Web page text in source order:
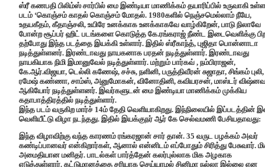
ஸ்ரீ கணபதி பிலிம்ஸ் சார்பில் மை இண்டியா மாணிக்கம் தயாரிப்பில் உருவாகி உள்ள
படம் ‘கொஞ்சம் காதல் கொஞ்சம் மோதல். 1980களில் நெஞ்சமெல்லாம் நீயே,
உதயகீதம், கீதாஞ்சலி, உயிரே உனக்காக உனக்காகவே வாழ்கிறேன், பாடு நிலாவே
போன்ற சூப்பர் ஹிட் படங்களை கொடுத்த கே.ரங்கராஜ் நீண்ட இடைவெளிக்கு
தற்போது இந்த படத்தை இயக்கி உள்ளார். இதில் ஸ்ரீகாந்த், புஜிதா பொன்னாடா
நடித்துள்ளனர். இரண்டாவது நாயகனாக பரதன் நடித்துள்ளார். இரண்டாவது
நாயகியாக நிமி இமானுவேல் நடித்துள்ளார். மற்றும் பார்கவ் , நம்பிராஜன்,
கே.ஆர்.விஜயா, டெல்லி கணேஷ், சச்சு, நளினி, பருத்திவீரன் சுஜாதா, சிங்கம் புலி,
ரமேஷ் கண்ணா, சாம்ஸ், அனுமோகன், வினோதினி, கவியரசன், மாஸ்டர்
ஆகியோர் நடித்துள்ளனர். இவர்களுடன் மை இண்டியா மாணிக்கம் முக்கிய
கதாபாத்திரத்தில் நடித்துள்ளார்.
இந்த படம் வருகிற மார்ச் 14ம் தேதி வெளியாகிறது. இந்நிலையில் இப்படத்தின்
வெளியீட்டு விழா நடந்தது. இதில் இயக்குநர் ஆர் கே செல்வமணி பேசியதாவது:
இந்த விழாவிற்கு வந்த காரணம் ரங்கரஜான் சார் தான். 35 வருட பழக்கம் அவர்
கண்டிப்பானவர் என்கிறார்கள், ஆனால் என்னிடம் எப்போதும் சிரித்து பேசுவார்.
அமைதியான மனிதர். பாடல்கள் பார்த்தேன் கலர்புல்லாக மிக அழகாக
எடுத்துள்ளார். கட்டுமானத்தை சரியாக செய்யாமல் சினிமா நல்லா இல்லை என